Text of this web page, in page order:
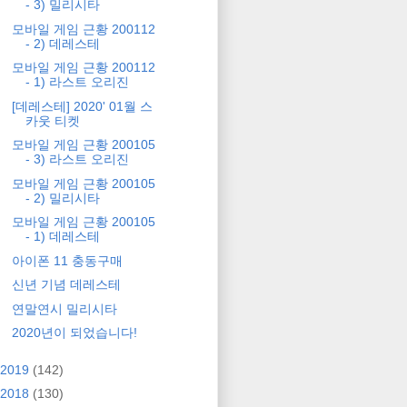
- 3) 밀리시타
모바일 게임 근황 200112
- 2) 데레스테
모바일 게임 근황 200112
- 1) 라스트 오리진
[데레스테] 2020' 01월 스
카웃 티켓
모바일 게임 근황 200105
- 3) 라스트 오리진
모바일 게임 근황 200105
- 2) 밀리시타
모바일 게임 근황 200105
- 1) 데레스테
아이폰 11 충동구매
신년 기념 데레스테
연말연시 밀리시타
2020년이 되었습니다!
2019 (142)
2018 (130)